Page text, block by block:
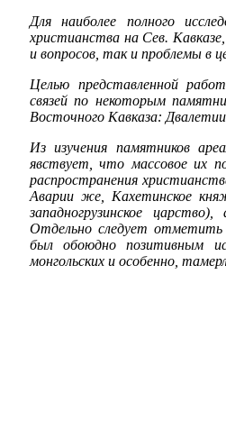
Для наиболее полного
христианства на Сев.
и вопросов, так и проблемы в
Целью представленной
связей по некоторым
Восточного Кавказа:
Из изучения памятников
явствует, что массовое их
распространения
Аварии же, Кахетинское
западногрузинское
Отдельно следует отметить
был обоюдно позитивным
монгольских и особенно,